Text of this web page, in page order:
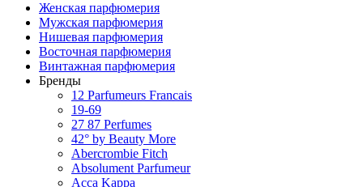
Женская парфюмерия
Мужская парфюмерия
Нишевая парфюмерия
Восточная парфюмерия
Винтажная парфюмерия
Бренды
12 Parfumeurs Francais
19-69
27 87 Perfumes
42° by Beauty More
Abercrombie Fitch
Absolument Parfumeur
Acca Kappa